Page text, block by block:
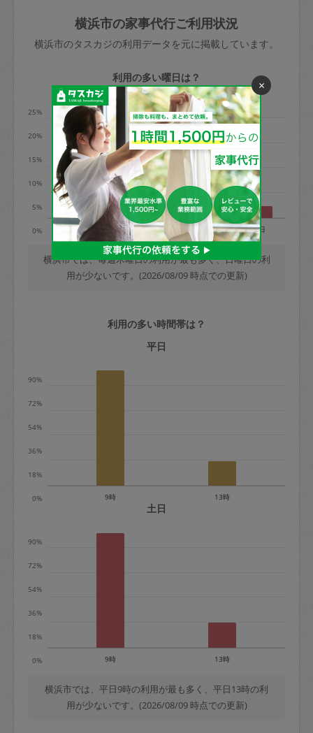
依頼者不在による当日キャンセル＝依頼
金額の100%＋交通費全額
※例：依頼日時／土曜日午前9時開始の場
合、水曜日午前9時以降はキャンセル料が
発生
水曜日9時〜金曜日9時まで＝依頼料金の
50%
金曜日9時～土曜日8時まで＝依頼金額の
100%
土曜日8時〜実施時間＝依頼金額の100%
＋交通費全額
依頼者不在による当日キャンセル＝依頼
金額の100%＋交通費全額
定期契約をキャンセルする場合、毎週定
期は月2回まで隔週定期は月1回までキャ
※キャンセル料金の設定について：
きた場合は損害保険の対象外となるので
ご注意ください。
玉、など
あわせてこちらも参照ください：初めて
はありますか？
横浜市の家事代行ご利用状況
横浜市のタスカジの利用データを元に掲載しています。
利用の多い曜日は？
0%
5%
10%
15%
20%
25%
月 水 木 土 日
横浜市では、毎週木曜日の利用が最も多く、日曜日の利
用が少ないです。(2026/08/09 時点での更新)
利用の多い時間帯は？
平日
0%
18%
36%
54%
72%
90%
9時 13時
土日
0%
18%
36%
54%
72%
90%
9時 13時
横浜市では、平日9時の利用が最も多く、平日13時の利
用が少ないです。(2026/08/09 時点での更新)
×